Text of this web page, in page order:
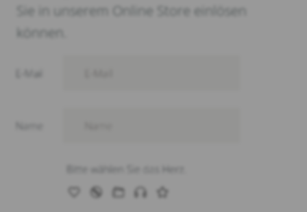
Sie in unserem Online Store einlösen
können.